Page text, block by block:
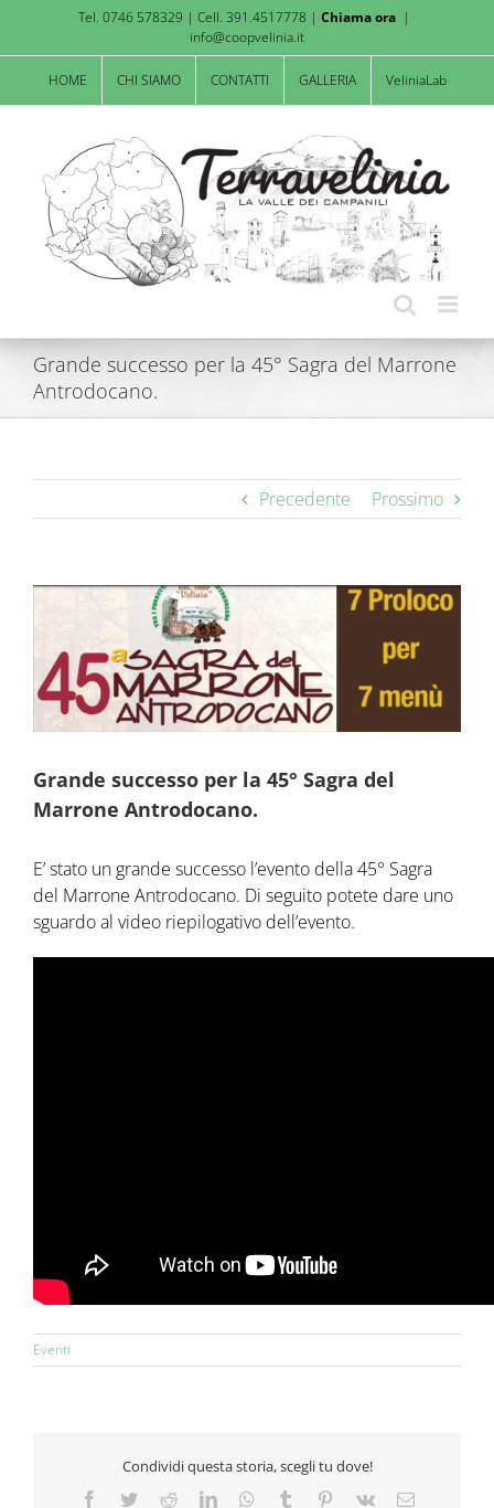
Tel. 0746 578329 | Cell. 391.4517778 | Chiama ora |
info@coopvelinia.it
HOME CHI SIAMO CONTATTI GALLERIA VeliniaLab
Grande successo per la 45° Sagra del Marrone
Antrodocano.
Precedente Prossimo
Ingrandisci
Grande successo per la 45° Sagra del
Marrone Antrodocano.
E’ stato un grande successo l’evento della 45° Sagra
del Marrone Antrodocano. Di seguito potete dare uno
sguardo al video riepilogativo dell’evento.
Eventi
Condividi questa storia, scegli tu dove!
Facebook
TwitterRedditLinkedInWhatsApp
Tumblr Pinterest
Vk Email